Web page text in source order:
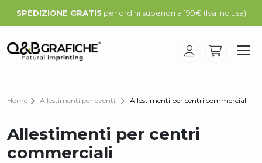
SPEDIZIONE GRATIS per ordini superiori a 199€ (Iva inclusa)
Home Allestimenti per eventi Allestimenti per centri commerciali
Allestimenti per centri
commerciali